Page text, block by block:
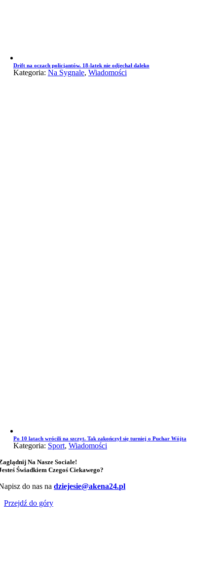
Drift na oczach policjantów. 18-latek nie odjechał daleko
Kategoria: Na Sygnale, Wiadomości
Po 10 latach wrócili na szczyt. Tak zakończył się turniej o Puchar Wójta
Kategoria: Sport, Wiadomości
Na Nasze Sociale!
Świadkiem Czegoś Ciekawego?
do nas nadziejesie@akena24.pl
Przejdź do góry